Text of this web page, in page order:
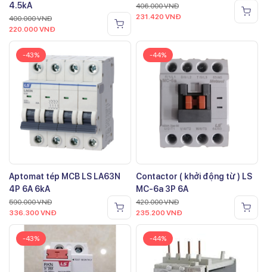
4.5kA
400.000VNĐ
220.000 VNĐ
406.000VNĐ
231.420 VNĐ
-43%
Aptomat tép MCB LS LA63N
4P 6A 6kA
590.000VNĐ
336.300 VNĐ
-44%
Contactor ( khởi động từ ) LS
MC-6a 3P 6A
420.000VNĐ
235.200 VNĐ
-43% -44%